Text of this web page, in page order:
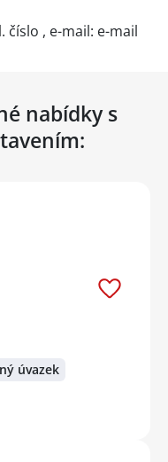
číslo , e-mail: e-mail
nabídky s
úvazek